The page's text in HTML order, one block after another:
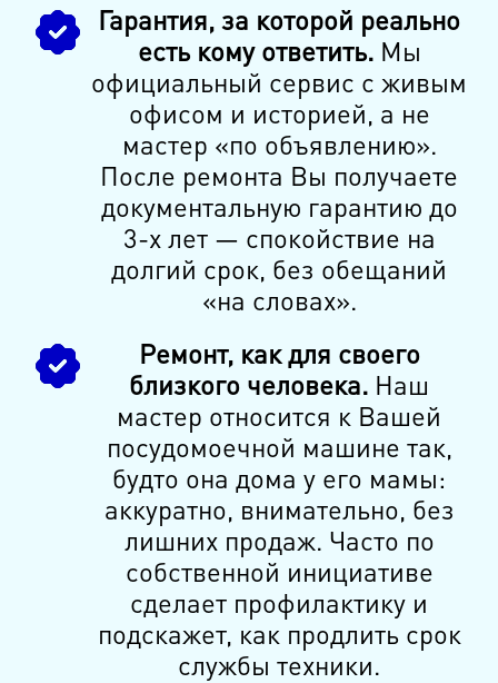
Гарантия, за которой реально
есть кому ответить.Мы
официальный сервис с живым
офисом и историей, а не
мастер «по объявлению».
После ремонта Вы получаете
документальную гарантию до
3-х лет — спокойствие на
долгий срок, без обещаний
«на словах».
Ремонт, как для своего
близкого человека. Наш
мастер относится к Вашей
посудомоечной машине так,
будто она дома у его мамы:
аккуратно, внимательно, без
лишних продаж. Часто по
собственной инициативе
сделает профилактику и
подскажет, как продлить срок
службы техники.